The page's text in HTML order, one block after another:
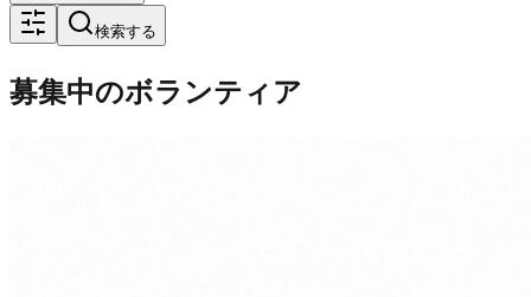
検索する
募集中のボランティア